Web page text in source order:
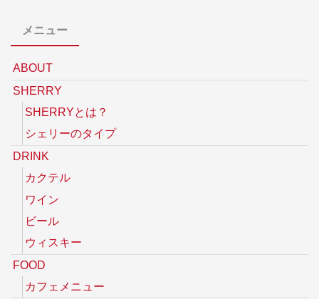
メニュー
ABOUT
SHERRY
SHERRYとは？
シェリーのタイプ
DRINK
カクテル
ワイン
ビール
ウィスキー
FOOD
カフェメニュー